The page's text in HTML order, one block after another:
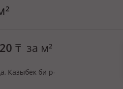
₸ за м²
Казыбек би р-